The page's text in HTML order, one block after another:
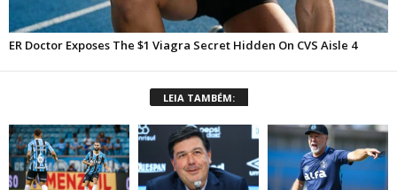
LEIA TAMBÉM: